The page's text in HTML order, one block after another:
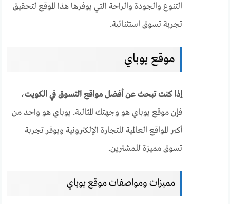
التنوع والجودة والراحة التي يوفرها هذا الموقع لتحقيق
تجربة تسوق استثنائية.
موقع يوباي
إذا كنت تبحث عن أفضل مواقع التسوق في الكويت،
فإن موقع يوباي هو وجهتك المثالية. يوباي هو واحد من
أكبر المواقع العالمية للتجارة الإلكترونية ويوفر تجربة
تسوق مميزة للمشترين.
مميزات ومواصفات موقع يوباي